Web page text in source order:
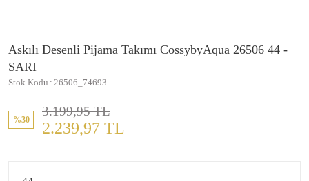
Askılı Desenli Pijama Takımı CossybyAqua 26506 44 -
SARI
Stok Kodu 26506_74693
%30
3.199,95 TL
2.239,97 TL